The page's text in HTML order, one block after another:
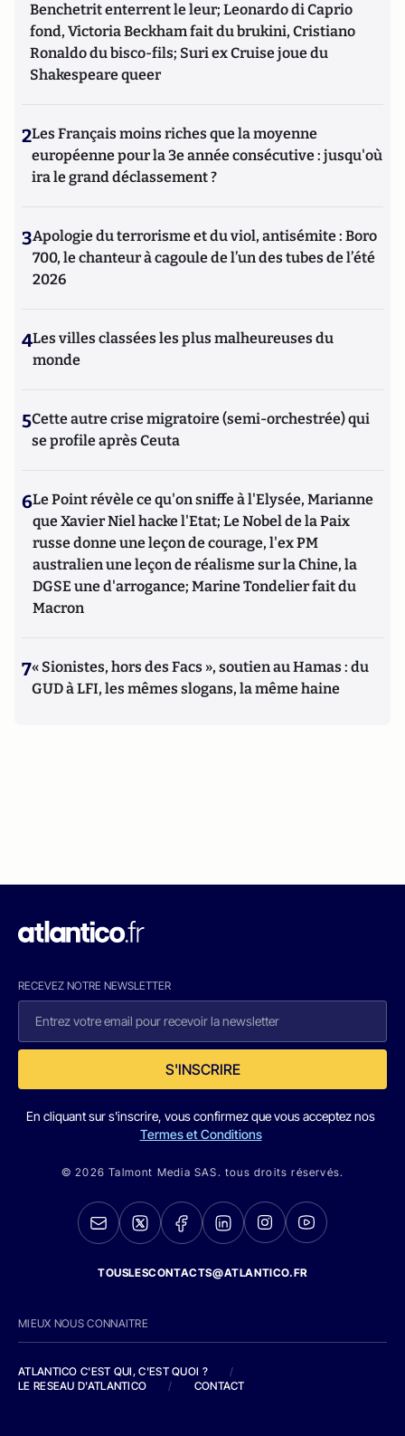
Benchetrit enterrent le leur; Leonardo di Caprio
fond, Victoria Beckham fait du brukini, Cristiano
Ronaldo du bisco-fils; Suri ex Cruise joue du
Shakespeare queer
2Les Français moins riches que la moyenne
européenne pour la 3e année consécutive : jusqu'où
ira le grand déclassement ?
3Apologie du terrorisme et du viol, antisémite : Boro
700, le chanteur à cagoule de l’un des tubes de l’été
2026
4Les villes classées les plus malheureuses du
monde
5Cette autre crise migratoire (semi-orchestrée) qui
se profile après Ceuta
6Le Point révèle ce qu'on sniffe à l'Elysée, Marianne
que Xavier Niel hacke l'Etat; Le Nobel de la Paix
russe donne une leçon de courage, l'ex PM
australien une leçon de réalisme sur la Chine, la
DGSE une d'arrogance; Marine Tondelier fait du
Macron
7« Sionistes, hors des Facs », soutien au Hamas : du
GUD à LFI, les mêmes slogans, la même haine
RECEVEZ NOTRE NEWSLETTER
S'INSCRIRE
En cliquant sur s'inscrire, vous confirmez que vous acceptez nos
Termes et Conditions
© 2026 Talmont Media SAS. tous droits réservés.
TOUSLESCONTACTS@ATLANTICO.FR
MIEUX NOUS CONNAITRE
ATLANTICO C'EST QUI, C'EST QUOI ?
/
LE RESEAU D'ATLANTICO
/ CONTACT